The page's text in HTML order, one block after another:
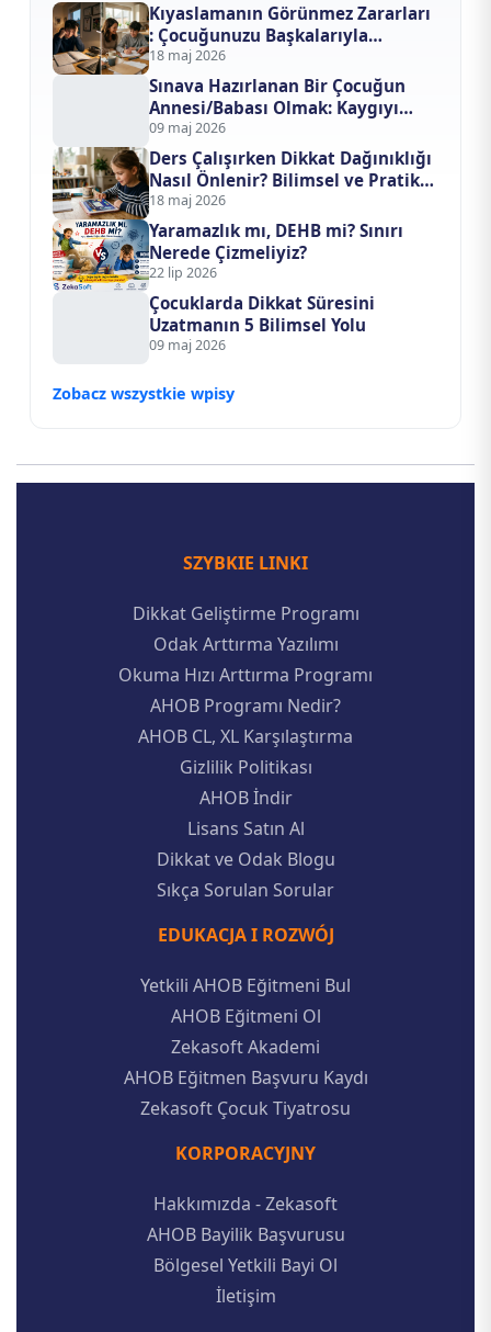
Kıyaslamanın Görünmez Zararları
: Çocuğunuzu Başkalarıyla
Yarıştırmayı Bıraktığınızda Ne
Değişir?
18 maj 2026
Sınava Hazırlanan Bir Çocuğun
Annesi/Babası Olmak: Kaygıyı
Evden Nasıl Uzak Tutarsınız?
09 maj 2026
Ders Çalışırken Dikkat Dağınıklığı
Nasıl Önlenir? Bilimsel ve Pratik
Odaklanma Rehberi
18 maj 2026
Yaramazlık mı, DEHB mi? Sınırı
Nerede Çizmeliyiz?
22 lip 2026
Çocuklarda Dikkat Süresini
Uzatmanın 5 Bilimsel Yolu
09 maj 2026
Zobacz wszystkie wpisy
SZYBKIE LINKI
Dikkat Geliştirme Programı
Odak Arttırma Yazılımı
Okuma Hızı Arttırma Programı
AHOB Programı Nedir?
AHOB CL, XL Karşılaştırma
Gizlilik Politikası
AHOB İndir
Lisans Satın Al
Dikkat ve Odak Blogu
Sıkça Sorulan Sorular
EDUKACJA I ROZWÓJ
Yetkili AHOB Eğitmeni Bul
AHOB Eğitmeni Ol
Zekasoft Akademi
AHOB Eğitmen Başvuru Kaydı
Zekasoft Çocuk Tiyatrosu
KORPORACYJNY
Hakkımızda - Zekasoft
AHOB Bayilik Başvurusu
Bölgesel Yetkili Bayi Ol
İletişim